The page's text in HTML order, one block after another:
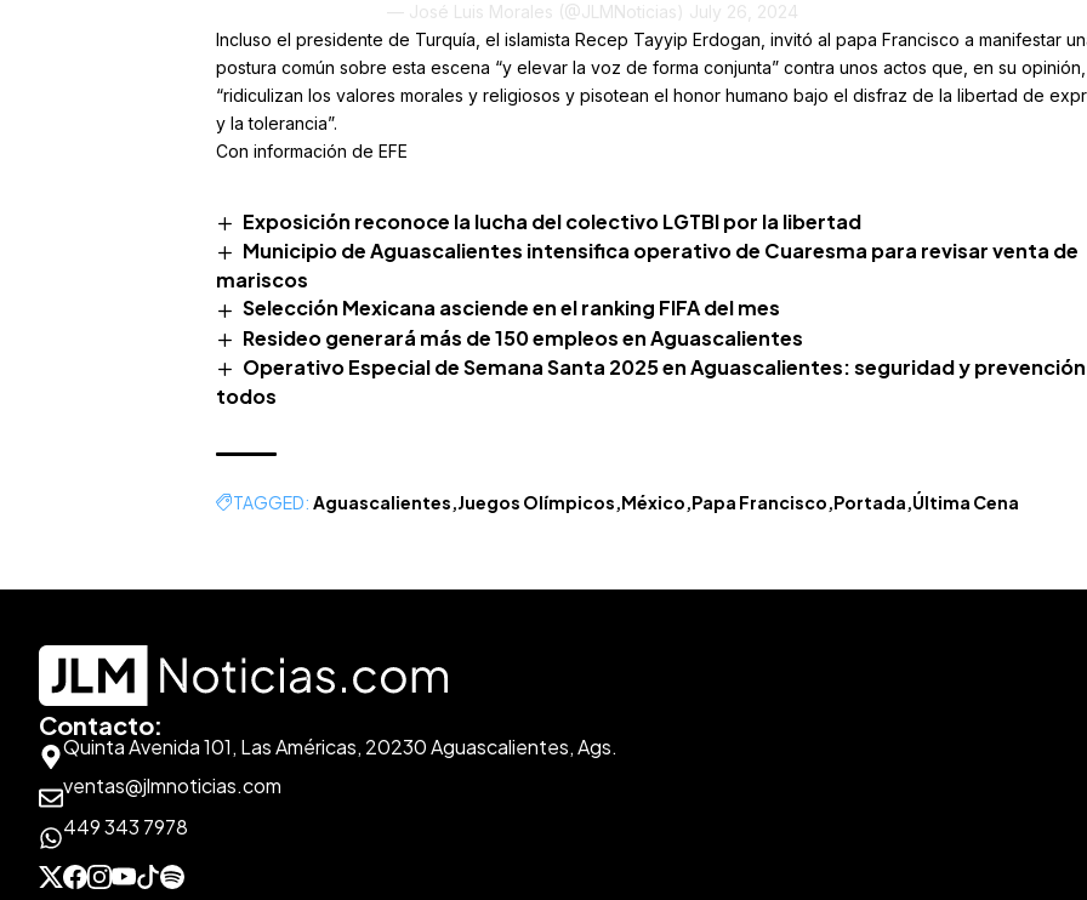
— José Luis Morales (@JLMNoticias) July 26, 2024
Incluso el presidente de Turquía, el islamista Recep Tayyip Erdogan, invitó al papa Francisco a manifestar
postura común sobre esta escena “y elevar la voz de forma conjunta” contra unos actos que, en su opinión,
“ridiculizan los valores morales y religiosos y pisotean el honor humano bajo el disfraz de la libertad de
y la tolerancia”.
Con información de EFE
Exposición reconoce la lucha del colectivo LGTBI por la libertad
Municipio de Aguascalientes intensifica operativo de Cuaresma para revisar venta de
mariscos
Selección Mexicana asciende en el ranking FIFA del mes
Resideo generará más de 150 empleos en Aguascalientes
Operativo Especial de Semana Santa 2025 en Aguascalientes: seguridad y
todos
TAGGED: Aguascalientes Juegos Olímpicos México Papa Francisco Portada Última Cena
Contacto:
Quinta Avenida 101, Las Américas, 20230 Aguascalientes, Ags.
ventas@jlmnoticias.com
449 343 7978